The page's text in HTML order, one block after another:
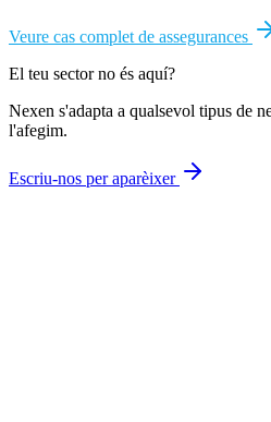
Veure cas complet de assegurances
El teu sector no és aquí?
Nexen s'adapta a qualsevol tipus de
l'afegim.
Escriu-nos per aparèixer